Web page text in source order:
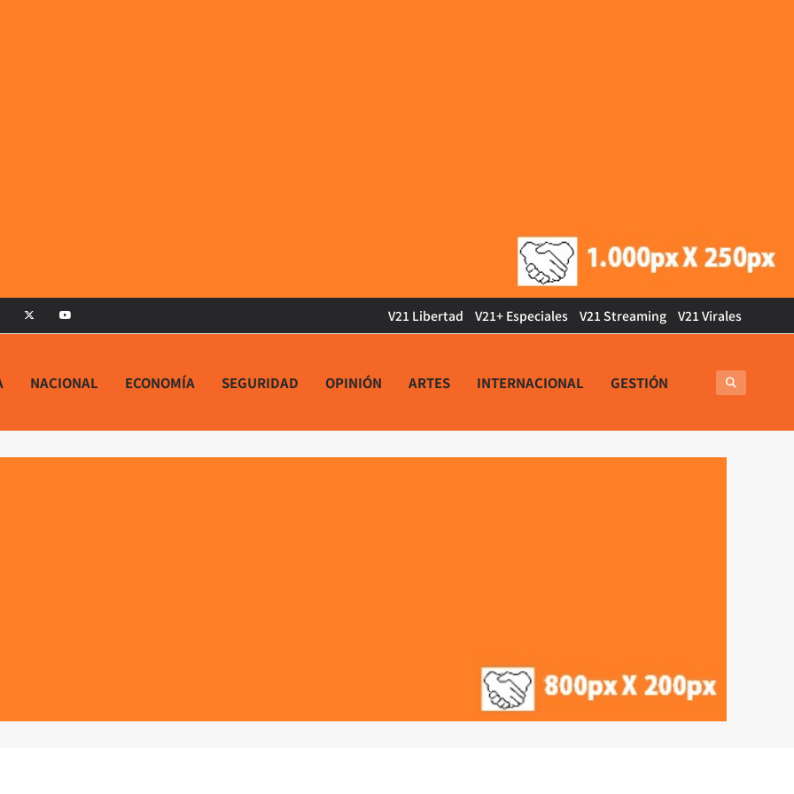
V21 Libertad V21+ Especiales V21 Streaming V21 Virales
NACIONAL ECONOMÍA SEGURIDAD OPINIÓN ARTES INTERNACIONAL GESTIÓN